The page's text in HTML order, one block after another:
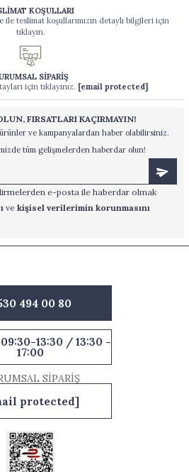
KOŞULLARI
ile teslimat koşullarımızın detaylı bilgileri için
tıklayın.
SİPARİŞ
için tıklayınız. [email protected]
FIRSATLARI KAÇIRMAYIN!
ve kampanyalardan haber olabilirsiniz.
tüm gelişmelerden haberdar olun!
e-posta ile haberdar olmak
ve kişisel verilerimin korunmasını
494 00 80
13:30 / 13:30 -
17:00
SİPARİŞ
protected]